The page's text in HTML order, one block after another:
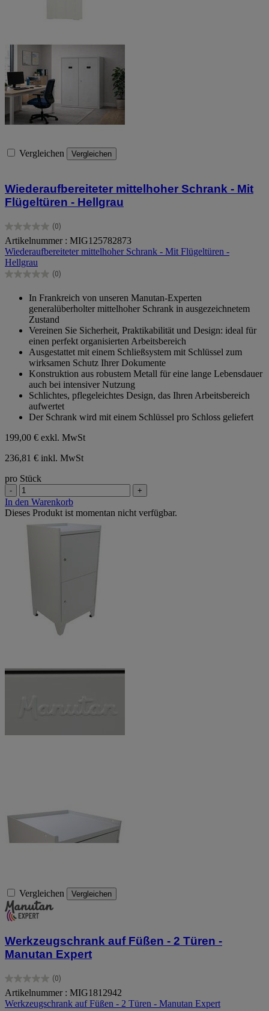
Vergleichen Vergleichen
Wiederaufbereiteter mittelhoher Schrank - Mit
Flügeltüren - Hellgrau
(0)
0.0
von
5
Sternen.
Artikelnummer : MIG125782873
Wiederaufbereiteter mittelhoher Schrank - Mit Flügeltüren -
Hellgrau
(0)
0.0
Sternen.
In Frankreich von unseren Manutan-Experten
generalüberholter mittelhoher Schrank in ausgezeichnetem
Zustand
Vereinen Sie Sicherheit, Praktikabilität und Design: ideal für
einen perfekt organisierten Arbeitsbereich
Ausgestattet mit einem Schließsystem mit Schlüssel zum
wirksamen Schutz Ihrer Dokumente
Konstruktion aus robustem Metall für eine lange Lebensdauer
auch bei intensiver Nutzung
Schlichtes, pflegeleichtes Design, das Ihren Arbeitsbereich
aufwertet
Der Schrank wird mit einem Schlüssel pro Schloss geliefert
199,00 € exkl. MwSt
236,81 € inkl. MwSt
pro Stück
- +
In den Warenkorb
Dieses Produkt ist momentan nicht verfügbar.
Vergleichen Vergleichen
Werkzeugschrank auf Füßen - 2 Türen -
Manutan Expert
(0)
0.0
von
5
Artikelnummer : MIG1812942
Werkzeugschrank auf Füßen - 2 Türen - Manutan Expert